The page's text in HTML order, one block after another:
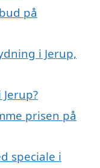
på
i Jerup,
prisen på
speciale i